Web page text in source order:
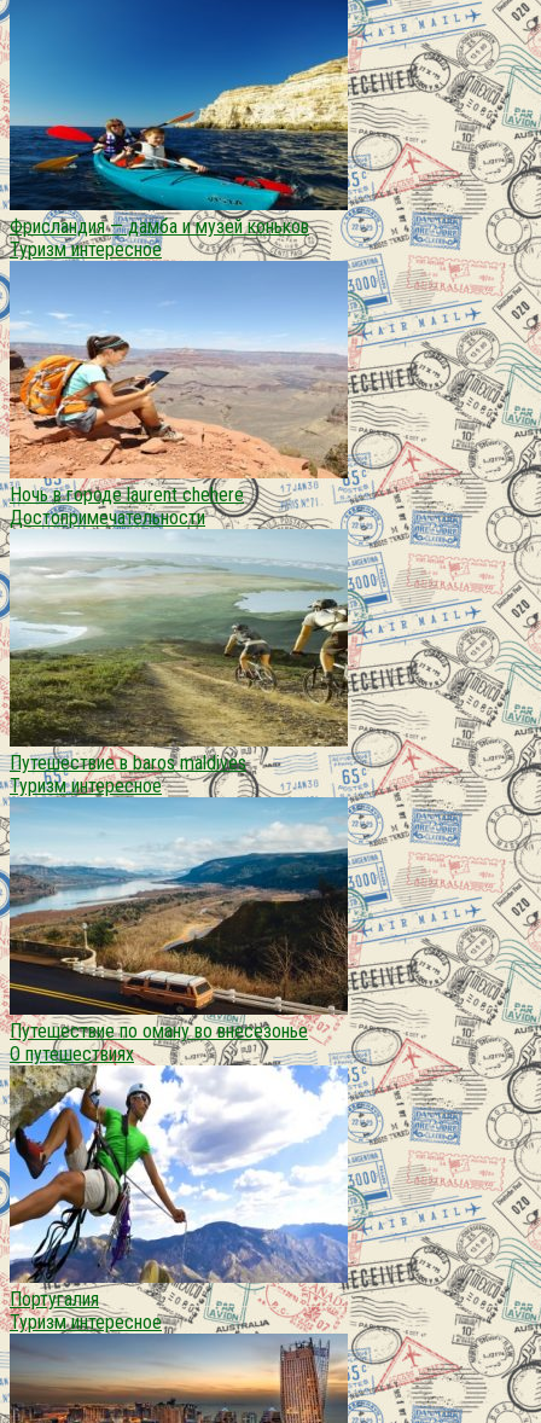
Фрисландия — дамба и музей коньков
Туризм интересное
Ночь в городе laurent chehere
Достопримечательности
Путешествие в baros maldives
Туризм интересное
Путешествие по оману во внесезонье
О путешествиях
Португалия
Туризм интересное